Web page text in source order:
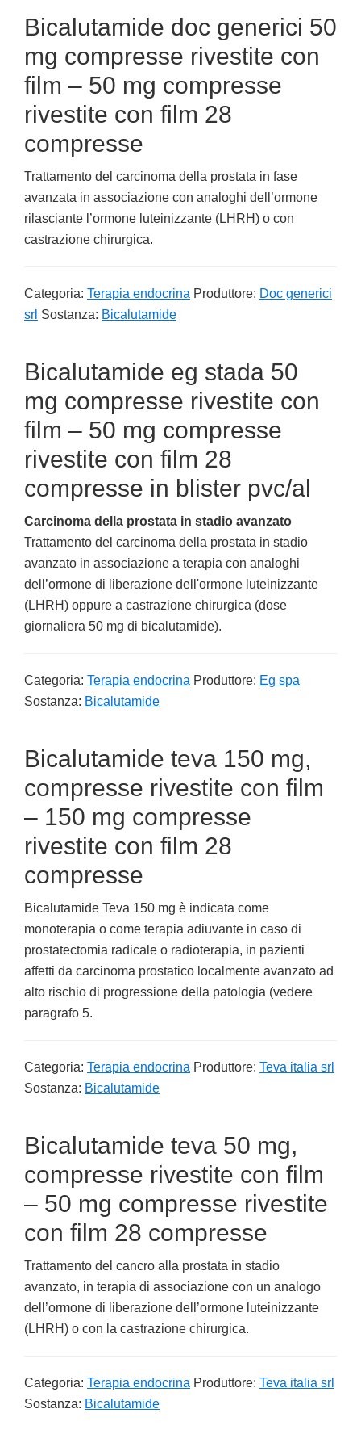
Bicalutamide doc generici 50
mg compresse rivestite con
film – 50 mg compresse
rivestite con film 28
compresse
Trattamento del carcinoma della prostata in fase
avanzata in associazione con analoghi dell’ormone
rilasciante l’ormone luteinizzante (LHRH) o con
castrazione chirurgica.
Categoria: Terapia endocrina Produttore: Doc generici
srl Sostanza: Bicalutamide
Bicalutamide eg stada 50
mg compresse rivestite con
film – 50 mg compresse
rivestite con film 28
compresse in blister pvc/al
Carcinoma della prostata in stadio avanzato
Trattamento del carcinoma della prostata in stadio
avanzato in associazione a terapia con analoghi
dell’ormone di liberazione dell'ormone luteinizzante
(LHRH) oppure a castrazione chirurgica (dose
giornaliera 50 mg di bicalutamide).
Categoria: Terapia endocrina Produttore: Eg spa
Sostanza: Bicalutamide
Bicalutamide teva 150 mg,
compresse rivestite con film
– 150 mg compresse
rivestite con film 28
compresse
Bicalutamide Teva 150 mg è indicata come
monoterapia o come terapia adiuvante in caso di
prostatectomia radicale o radioterapia, in pazienti
affetti da carcinoma prostatico localmente avanzato ad
alto rischio di progressione della patologia (vedere
paragrafo 5.
Categoria: Terapia endocrina Produttore: Teva italia srl
Sostanza: Bicalutamide
Bicalutamide teva 50 mg,
compresse rivestite con film
– 50 mg compresse rivestite
con film 28 compresse
Trattamento del cancro alla prostata in stadio
avanzato, in terapia di associazione con un analogo
dell’ormone di liberazione dell’ormone luteinizzante
(LHRH) o con la castrazione chirurgica.
Categoria: Terapia endocrina Produttore: Teva italia srl
Sostanza: Bicalutamide